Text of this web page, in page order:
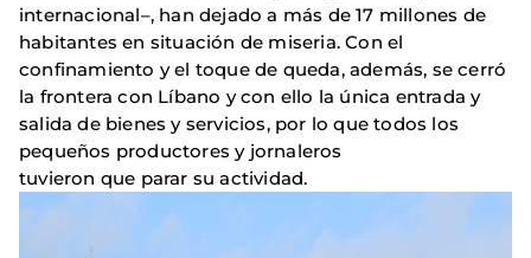
internacional–, han dejado a más de 17 millones de
habitantes en situación de miseria. Con el
confinamiento y el toque de queda, además, se cerró
la frontera con Líbano y con ello la única entrada y
salida de bienes y servicios, por lo que todos los
pequeños productores y jornaleros
tuvieron que parar su actividad.